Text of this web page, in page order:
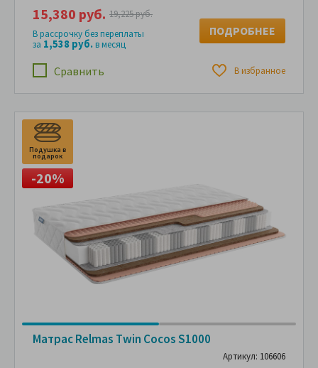
Сравнить В избранное
15,380 руб. 19,225 руб.
В рассрочку без переплаты
за 1,538 руб.в месяц
ПОДРОБНЕЕ
Подушка в
подарок
-20%
Матрас Relmas Twin Cocos S1000
Артикул: 106606